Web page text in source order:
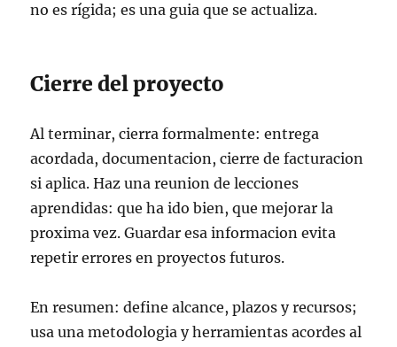
no es rígida; es una guia que se actualiza.
Cierre del proyecto
Al terminar, cierra formalmente: entrega
acordada, documentacion, cierre de facturacion
si aplica. Haz una reunion de lecciones
aprendidas: que ha ido bien, que mejorar la
proxima vez. Guardar esa informacion evita
repetir errores en proyectos futuros.
En resumen: define alcance, plazos y recursos;
usa una metodologia y herramientas acordes al